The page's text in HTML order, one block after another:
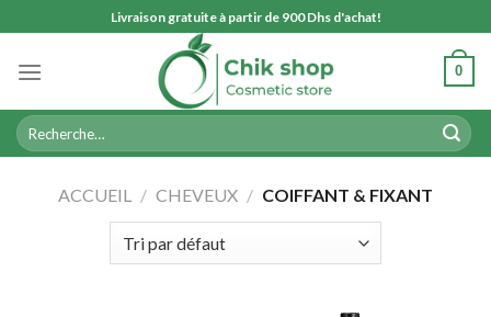
to
content
Livraison gratuite à partir de 900 Dhs d'achat!
0
Recherche
pour :
ACCUEIL / CHEVEUX / COIFFANT & FIXANT